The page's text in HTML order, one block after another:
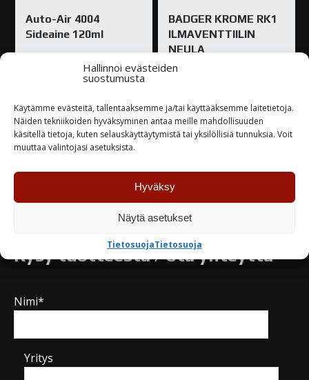
Hallinnoi evästeiden
suostumusta
Käytämme evästeitä, tallentaaksemme ja/tai käyttääksemme laitetietoja.
Näiden tekniikoiden hyväksyminen antaa meille mahdollisuuden
käsitellä tietoja, kuten selauskäyttäytymistä tai yksilöllisiä tunnuksia. Voit
muuttaa valintojasi asetuksista.
Hyväksy
Näytä asetukset
TietosuojaTietosuoja
Auto-Air 4004
Sideaine 120ml
TUTUSTU
BADGER KROME RK1
ILMAVENTTIILIN
NEULA
Varastossa
Kysy tuotteesta / ota yhteyttä
Nimi*
Yritys